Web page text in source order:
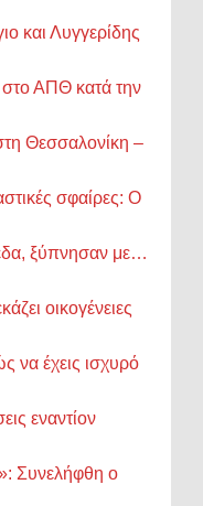
και Λυγγερίδης
στο ΑΠΘ κατά την
Θεσσαλονίκη –
σφαίρες: Ο
ξύπνησαν με…
οικογένειες
να έχεις ισχυρό
εναντίον
Συνελήφθη ο